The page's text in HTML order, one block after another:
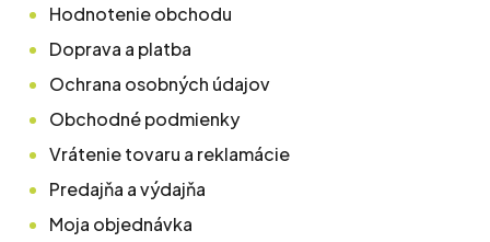
Hodnotenie obchodu
Doprava a platba
Ochrana osobných údajov
Obchodné podmienky
Vrátenie tovaru a reklamácie
Predajňa a výdajňa
Moja objednávka